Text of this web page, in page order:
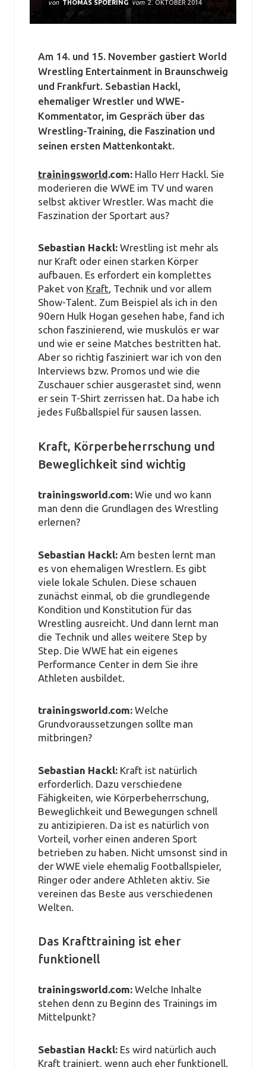
von THOMAS SPOERING vom 2. OKTOBER 2014
Am 14. und 15. November gastiert World
Wrestling Entertainment in Braunschweig
und Frankfurt. Sebastian Hackl,
ehemaliger Wrestler und WWE-
Kommentator, im Gespräch über das
Wrestling-Training, die Faszination und
seinen ersten Mattenkontakt.
trainingsworld.com: Hallo Herr Hackl. Sie
moderieren die WWE im TV und waren
selbst aktiver Wrestler. Was macht die
Faszination der Sportart aus?
Sebastian Hackl: Wrestling ist mehr als
nur Kraft oder einen starken Körper
aufbauen. Es erfordert ein komplettes
Paket von Kraft, Technik und vor allem
Show-Talent. Zum Beispiel als ich in den
90ern Hulk Hogan gesehen habe, fand ich
schon faszinierend, wie muskulös er war
und wie er seine Matches bestritten hat.
Aber so richtig fasziniert war ich von den
Interviews bzw. Promos und wie die
Zuschauer schier ausgerastet sind, wenn
er sein T-Shirt zerrissen hat. Da habe ich
jedes Fußballspiel für sausen lassen.
Kraft, Körperbeherrschung und
Beweglichkeit sind wichtig
trainingsworld.com: Wie und wo kann
man denn die Grundlagen des Wrestling
erlernen?
Sebastian Hackl: Am besten lernt man
es von ehemaligen Wrestlern. Es gibt
viele lokale Schulen. Diese schauen
zunächst einmal, ob die grundlegende
Kondition und Konstitution für das
Wrestling ausreicht. Und dann lernt man
die Technik und alles weitere Step by
Step. Die WWE hat ein eigenes
Performance Center in dem Sie ihre
Athleten ausbildet.
trainingsworld.com: Welche
Grundvoraussetzungen sollte man
mitbringen?
Sebastian Hackl: Kraft ist natürlich
erforderlich. Dazu verschiedene
Fähigkeiten, wie Körperbeherrschung,
Beweglichkeit und Bewegungen schnell
zu antizipieren. Da ist es natürlich von
Vorteil, vorher einen anderen Sport
betrieben zu haben. Nicht umsonst sind in
der WWE viele ehemalig Footballspieler,
Ringer oder andere Athleten aktiv. Sie
vereinen das Beste aus verschiedenen
Welten.
Das Krafttraining ist eher
funktionell
trainingsworld.com: Welche Inhalte
stehen denn zu Beginn des Trainings im
Mittelpunkt?
Sebastian Hackl: Es wird natürlich auch
Kraft trainiert, wenn auch eher funktionell.